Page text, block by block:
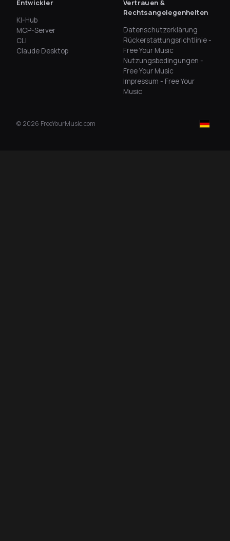
Entwickler
KI-Hub
MCP-Server
CLI
Claude Desktop
Vertrauen &
Rechtsangelegenheiten
Datenschutzerklärung
Rückerstattungsrichtlinie -
Free Your Music
Nutzungsbedingungen -
Free Your Music
Impressum - Free Your
Music
© 2026 FreeYourMusic.com